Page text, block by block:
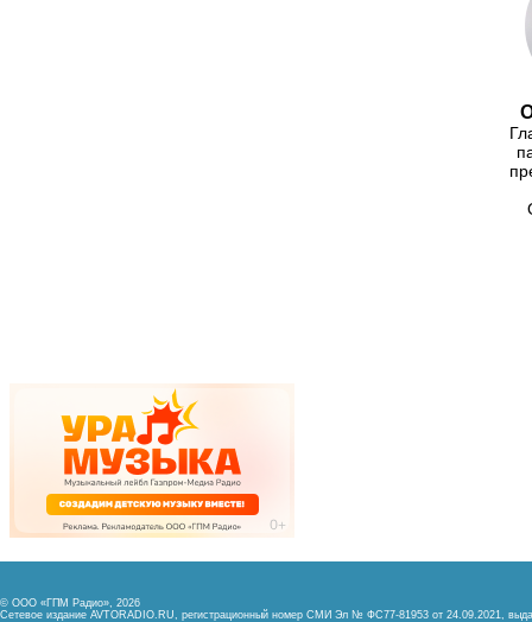
© ООО «ГПМ Радио», 2026
Сетевое издание AVTORADIO.RU, регистрационный номер СМИ Эл № ФС77-81953 от 24.09.2021,